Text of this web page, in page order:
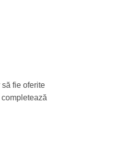
fie oferite